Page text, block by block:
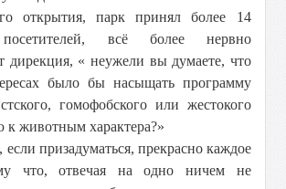
открытия, парк принял более 14
всё более нервно
дирекция, « неужели вы думаете, что
было бы насыщать программу
гомофобского или жестокого
животным характера?»
если призадуматься, прекрасно каждое
что, отвечая на одно ничем не